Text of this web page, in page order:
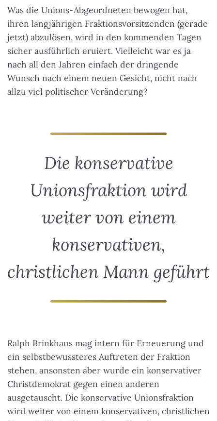
Was die Unions-Abgeordneten bewogen hat,
ihren langjährigen Fraktionsvorsitzenden (gerade
jetzt) abzulösen, wird in den kommenden Tagen
sicher ausführlich eruiert. Vielleicht war es ja
nach all den Jahren einfach der dringende
Wunsch nach einem neuen Gesicht, nicht nach
allzu viel politischer Veränderung?
Die konservative
Unionsfraktion wird
weiter von einem
konservativen,
christlichen Mann geführt
Ralph Brinkhaus mag intern für Erneuerung und
ein selbstbewussteres Auftreten der Fraktion
stehen, ansonsten aber wurde ein konservativer
Christdemokrat gegen einen anderen
ausgetauscht. Die konservative Unionsfraktion
wird weiter von einem konservativen, christlichen